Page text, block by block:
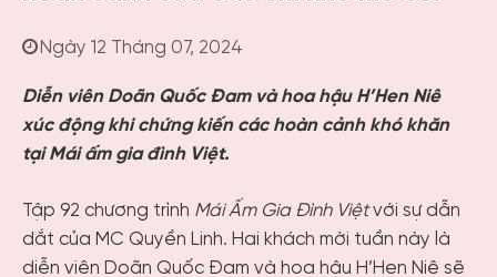
Ngày 12 Tháng 07, 2024
Diễn viên Doãn Quốc Đam và hoa hậu H’Hen Niê
xúc động khi chứng kiến các hoàn cảnh khó khăn
tại Mái ấm gia đình Việt.
Tập 92 chương trình Mái Ấm Gia Đình Việtvới sự dẫn
dắt của MC Quyền Linh. Hai khách mời tuần này là
diễn viên Doãn Quốc Đam và hoa hậu H’Hen Niê sẽ